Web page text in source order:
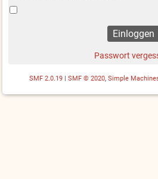
Passwort
SMF 2.0.19 SMF © 2020, Simple